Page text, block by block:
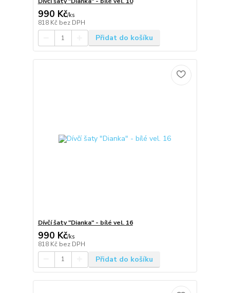
990 Kč/ks
818 Kč bez DPH
Přidat do košíku
Dívčí šaty "Dianka" - bílé vel. 16
990 Kč/ks
818 Kč bez DPH
Přidat do košíku